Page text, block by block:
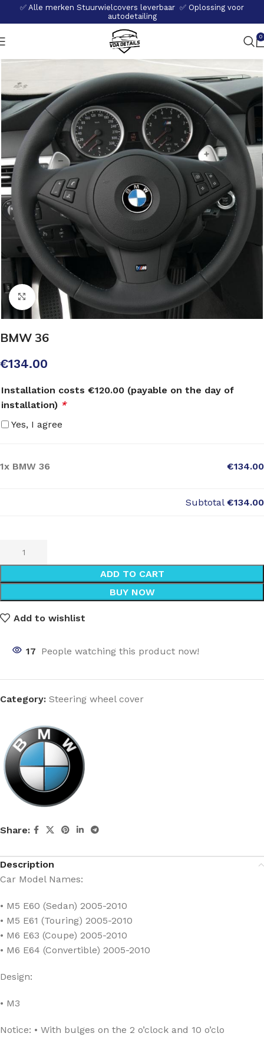
✅ Alle merken Stuurwielcovers leverbaar ✅ Oplossing voor
autodetailing
0
Click to enlarge
BMW 36
€134.00
Installation costs €120.00 (payable on the day of
installation) *
Yes, I agree
1x BMW 36 €134.00
Subtotal €134.00
ADD TO CART
BUY NOW
Add to wishlist
17 People watching this product now!
Category: Steering wheel cover
Share:
Description
Car Model Names:
• M5 E60 (Sedan) 2005-2010
• M5 E61 (Touring) 2005-2010
• M6 E63 (Coupe) 2005-2010
• M6 E64 (Convertible) 2005-2010
Design:
• M3
Notice: • With bulges on the 2 o’clock and 10 o’clo